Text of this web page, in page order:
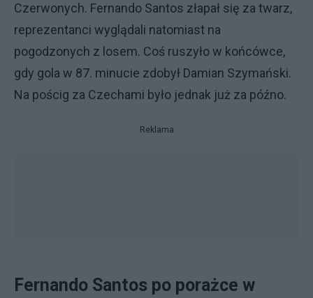
Czerwonych. Fernando Santos złapał się za twarz,
reprezentanci wyglądali natomiast na
pogodzonych z losem. Coś ruszyło w końcówce,
gdy gola w 87. minucie zdobył Damian Szymański.
Na pościg za Czechami było jednak już za późno.
Reklama
Fernando Santos po porażce w